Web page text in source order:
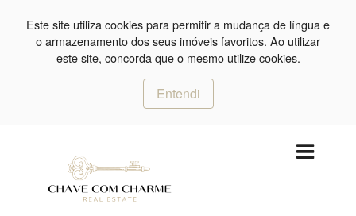
Este site utiliza cookies para permitir a mudança de língua e
o armazenamento dos seus imóveis favoritos. Ao utilizar
este site, concorda que o mesmo utilize cookies.
Entendi